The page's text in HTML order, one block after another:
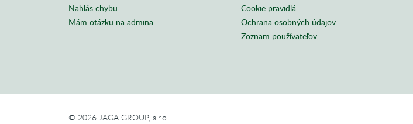
Nahlás chybu
Mám otázku na admina
Cookie pravidlá
Ochrana osobných údajov
Zoznam používateľov
© 2026 JAGA GROUP, s.r.o.